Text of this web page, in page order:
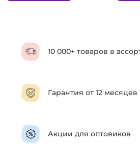
10 000+ товаров в
Гарантия от 12 месяцев
Акции для оптовиков